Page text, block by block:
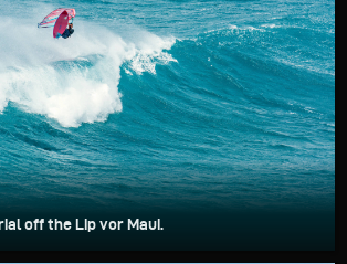
off the Lip vor Maui.